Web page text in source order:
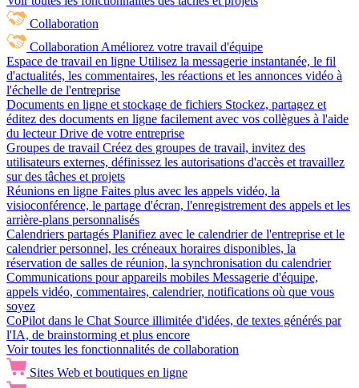
Collaboration
Collaboration Améliorez votre travail d'équipe
Espace de travail en ligne Utilisez la messagerie instantanée, le fil
d'actualités, les commentaires, les réactions et les annonces vidéo à
l'échelle de l'entreprise
Documents en ligne et stockage de fichiers Stockez, partagez et
éditez des documents en ligne facilement avec vos collègues à l'aide
du lecteur Drive de votre entreprise
Groupes de travail Créez des groupes de travail, invitez des
utilisateurs externes, définissez les autorisations d'accès et travaillez
sur des tâches et projets
Réunions en ligne Faites plus avec les appels vidéo, la
visioconférence, le partage d'écran, l'enregistrement des appels et les
arrière-plans personnalisés
Calendriers partagés Planifiez avec le calendrier de l'entreprise et le
calendrier personnel, les créneaux horaires disponibles, la
réservation de salles de réunion, la synchronisation du calendrier
Communications pour appareils mobiles Messagerie d'équipe,
appels vidéo, commentaires, calendrier, notifications où que vous
soyez
CoPilot dans le Chat Source illimitée d'idées, de textes générés par
l'IA, de brainstorming et plus encore
Voir toutes les fonctionnalités de collaboration
Sites Web et boutiques en ligne